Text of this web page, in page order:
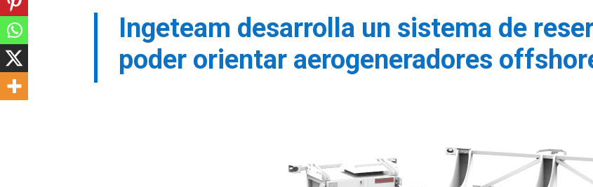
Ingeteam desarrolla un sistema de
poder orientar aerogeneradores